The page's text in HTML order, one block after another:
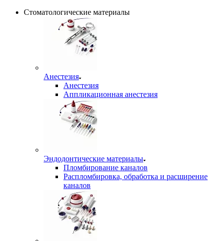
Стоматологические материалы
Анестезия
Анестезия
Аппликационная анестезия
Эндодонтические материалы
Пломбирование каналов
Распломбировка, обработка и расширение
каналов